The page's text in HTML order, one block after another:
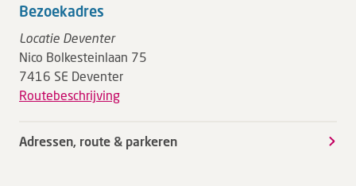
Bezoekadres
Locatie Deventer
Nico Bolkesteinlaan 75
7416 SE Deventer
Routebeschrijving
Adressen, route & parkeren